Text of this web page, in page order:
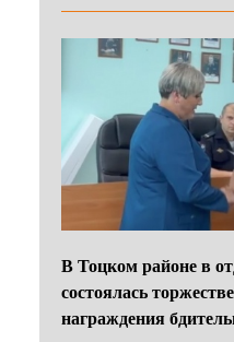
В Тоцком районе в
состоялась
награждения